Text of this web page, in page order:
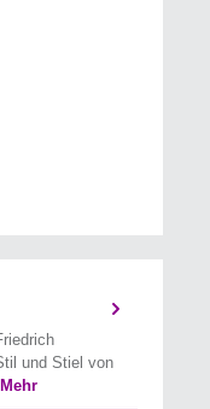
und Stiel von
Mehr